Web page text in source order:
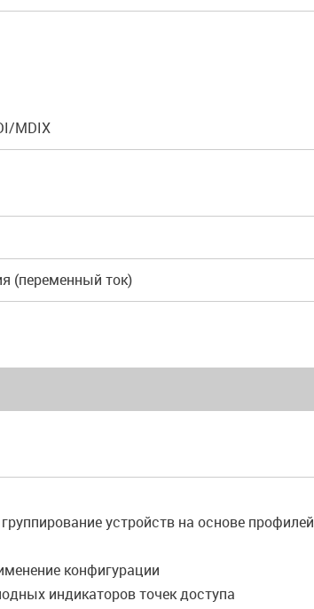
MDIX
(переменный ток)
устройств на основе профилей
конфигурации
индикаторов точек доступа